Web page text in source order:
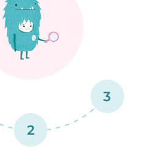
2
3